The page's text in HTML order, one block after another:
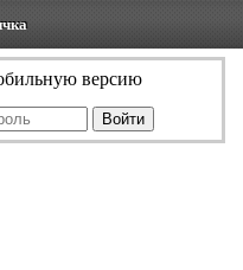
версию